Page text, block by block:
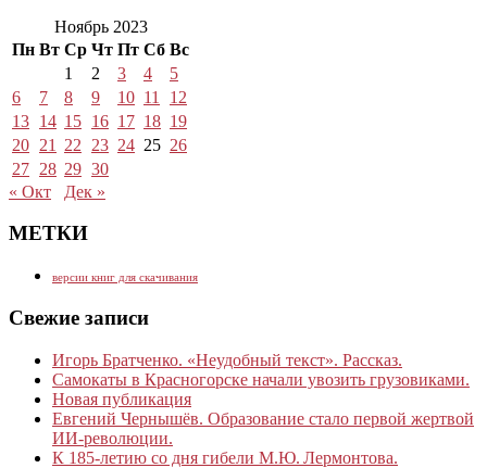
Ноябрь 2023
Пн Вт Ср Чт Пт Сб Вс
1
2 3 4
5
6
7 8 9 10 11
12
13 14 15 16 17 18 19
20 21 22 23 24 25 26
27 28 29 30
« Окт
Дек »
МЕТКИ
версии книг для скачивания
Свежие записи
Игорь Братченко. «Неудобный текст». Рассказ.
Самокаты в Красногорске начали увозить грузовиками.
Новая публикация
Евгений Чернышёв. Образование стало первой жертвой
ИИ-революции.
К 185‑летию со дня гибели М.Ю. Лермонтова.